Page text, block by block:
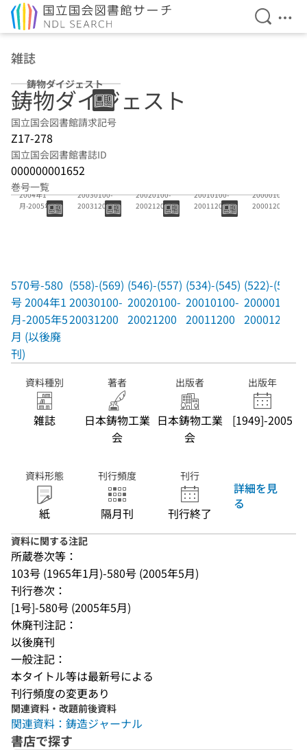
検索を
メ
雑誌
鋳物ダイジェスト
鋳物ダイジェスト
国立国会図書館請求記号
Z17-278
国立国会図書館書誌ID
000000001652
巻号一覧
570号-580号
2004年1
月-2005年5
月 (以後廃刊)
570号-580
号 2004年1
月-2005年5
月 (以後廃
刊)
20030100-
20031200
(558)-(569)
20030100-
20031200
20020100-
20021200
(546)-(557)
20020100-
20021200
20010100-
20011200
(534)-(545)
20010100-
20011200
20000100-
20001200
(522)-(533)
20000100-
20001200
資料種別
雑誌
著者
日本鋳物工業
会
出版者
日本鋳物工業
会
出版年
[1949]-2005
資料形態
紙
刊行頻度
隔月刊
刊行
刊行終了
詳細を見
る
資料に関する注記
所蔵巻次等：
103号 (1965年1月)-580号 (2005年5月)
刊行巻次：
[1号]-580号 (2005年5月)
休廃刊注記：
以後廃刊
一般注記：
本タイトル等は最新号による
刊行頻度の変更あり
関連資料・改題前後資料
関連資料：鋳造ジャーナル
書店で探す